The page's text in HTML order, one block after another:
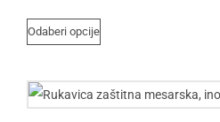
Odaberi opcije